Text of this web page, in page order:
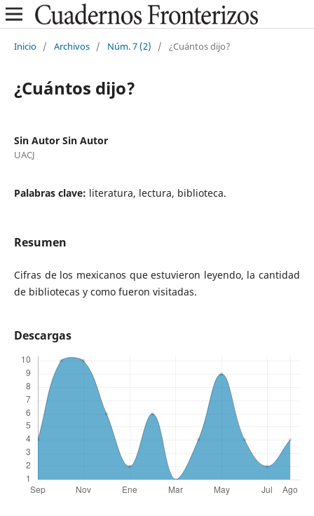
Inicio / Archivos / Núm. 7 (2) / ¿Cuántos dijo?
¿Cuántos dijo?
Sin Autor Sin Autor
UACJ
Palabras clave: literatura, lectura, biblioteca.
Resumen
Cifras de los mexicanos que estuvieron leyendo, la cantidad
de bibliotecas y como fueron visitadas.
Descargas